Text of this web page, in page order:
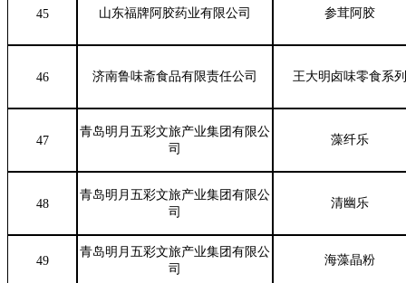
45 山东福牌阿胶药业有限公司 参茸阿胶
46 济南鲁味斋食品有限责任公司 王大明卤味零食系列
47
青岛明月五彩文旅产业集团有限公
司
藻纤乐
48
青岛明月五彩文旅产业集团有限公
司
清幽乐
49
青岛明月五彩文旅产业集团有限公
司
海藻晶粉